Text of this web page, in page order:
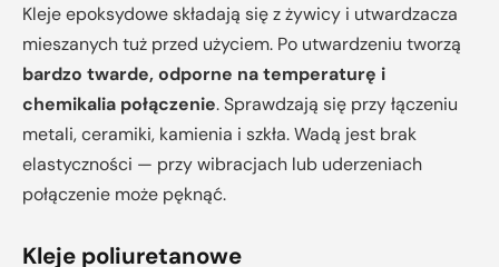
Kleje epoksydowe składają się z żywicy i utwardzacza
mieszanych tuż przed użyciem. Po utwardzeniu tworzą
bardzo twarde, odporne na temperaturę i
chemikalia połączenie. Sprawdzają się przy łączeniu
metali, ceramiki, kamienia i szkła. Wadą jest brak
elastyczności — przy wibracjach lub uderzeniach
połączenie może pęknąć.
Kleje poliuretanowe